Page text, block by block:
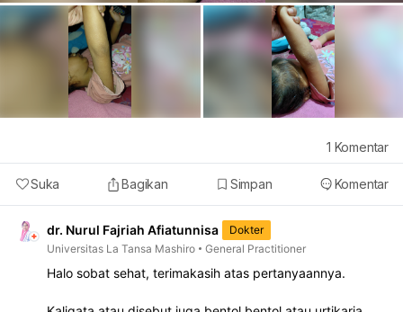
Suka Bagikan Simpan Komentar
1 Komentar
dr. Nurul Fajriah Afiatunnisa
Dokter
Universitas La Tansa Mashiro
General Practitioner
Halo sobat sehat, terimakasih atas pertanyaannya.